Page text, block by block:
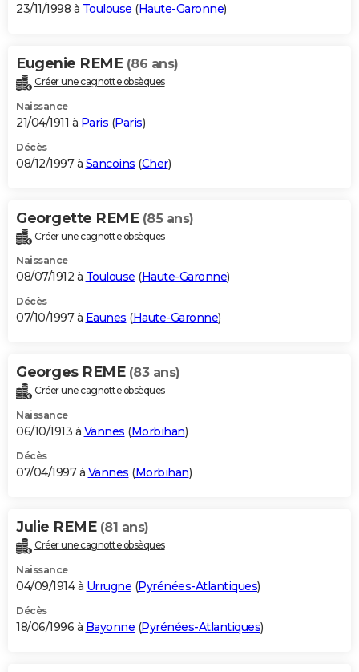
23/11/1998 à Toulouse (Haute-Garonne)
Eugenie REME (86 ans)
Créer une cagnotte obsèques
Naissance
21/04/1911 à Paris (Paris)
Décès
08/12/1997 à Sancoins (Cher)
Georgette REME (85 ans)
Créer une cagnotte obsèques
Naissance
08/07/1912 à Toulouse (Haute-Garonne)
Décès
07/10/1997 à Eaunes (Haute-Garonne)
Georges REME (83 ans)
Créer une cagnotte obsèques
Naissance
06/10/1913 à Vannes (Morbihan)
Décès
07/04/1997 à Vannes (Morbihan)
Julie REME (81 ans)
Créer une cagnotte obsèques
Naissance
04/09/1914 à Urrugne (Pyrénées-Atlantiques)
Décès
18/06/1996 à Bayonne (Pyrénées-Atlantiques)